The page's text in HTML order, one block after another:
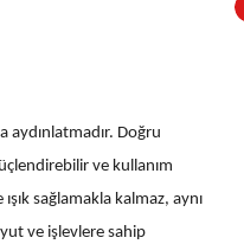
Doğru
ve kullanım
sağlamakla kalmaz, aynı
ve işlevlere sahip